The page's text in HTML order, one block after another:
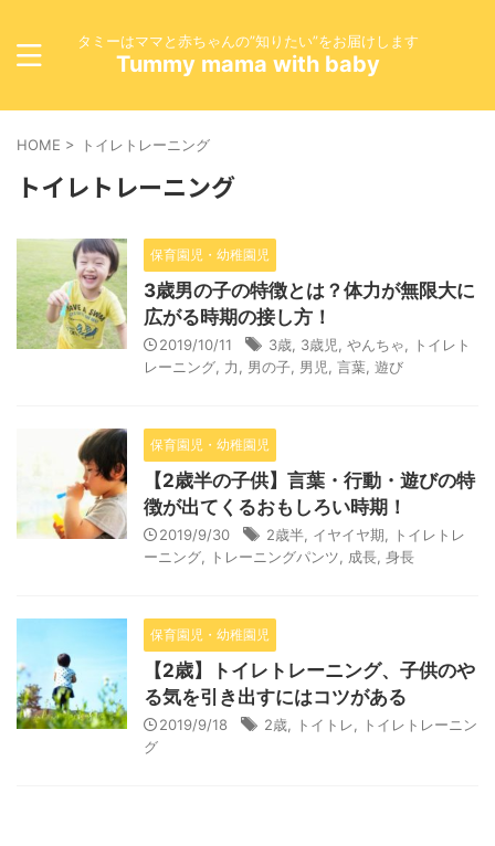
タミーはママと赤ちゃんの”知りたい”をお届けします
Tummy mama with baby
HOME > トイレトレーニング
トイレトレーニング
保育園児・幼稚園児
3歳男の子の特徴とは？体力が無限大に
広がる時期の接し方！
2019/10/11 3歳 3歳児 やんちゃ
トイレト
レーニング 力 男の子 男児 言葉 遊び
保育園児・幼稚園児
【2歳半の子供】言葉・行動・遊びの特
徴が出てくるおもしろい時期！
2019/9/30 2歳半 イヤイヤ期
トイレトレ
ーニング
トレーニングパンツ 成長 身長
保育園児・幼稚園児
【2歳】トイレトレーニング、子供のや
る気を引き出すにはコツがある
2019/9/18 2歳 トイトレ
トイレトレーニン
グ